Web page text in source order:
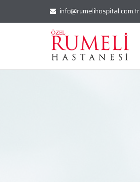
info@rumelihospital.com.tr